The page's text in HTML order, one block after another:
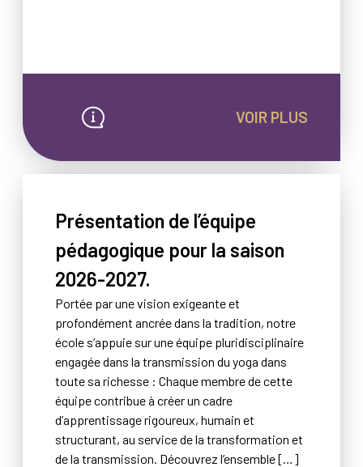
VOIR PLUS
Présentation de l’équipe
pédagogique pour la saison
2026-2027.
Portée par une vision exigeante et
profondément ancrée dans la tradition, notre
école s’appuie sur une équipe pluridisciplinaire
engagée dans la transmission du yoga dans
toute sa richesse : Chaque membre de cette
équipe contribue à créer un cadre
d’apprentissage rigoureux, humain et
structurant, au service de la transformation et
de la transmission. Découvrez l’ensemble […]